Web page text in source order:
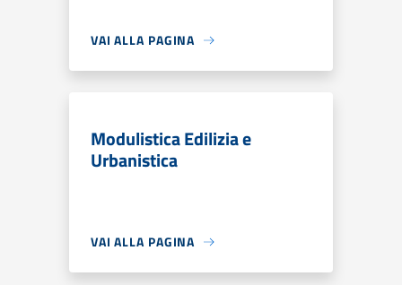
VAI ALLA PAGINA
Modulistica Edilizia e
Urbanistica
VAI ALLA PAGINA